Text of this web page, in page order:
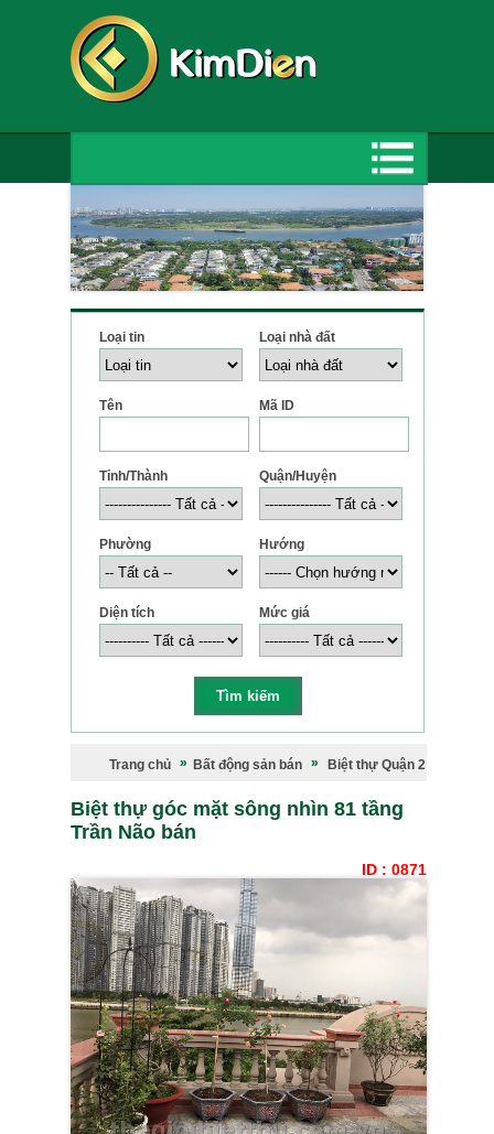
Loại tin Loại nhà đất
Tên Mã ID
Tỉnh/Thành Quận/Huyện
Phường Hướng
Diện tích Mức giá
Trang chủ Bất động sản bán Biệt thự Quận 2
Biệt thự góc mặt sông nhìn 81 tầng
Trần Não bán
ID : 0871